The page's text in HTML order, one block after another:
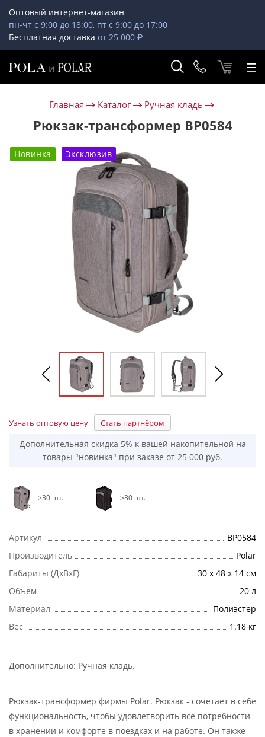
Оптовый интернет-магазин
пн-чт с 9:00 до 18:00, пт с 9:00 до 17:00
Бесплатная доставка от 25 000 ₽
Главная Каталог Ручная кладь
Рюкзак-трансформер ВР0584
Новинка Эксклюзив
Узнать оптовую цену Стать партнёром
Дополнительная скидка 5% к вашей накопительной на
товары "новинка" при заказе от 25 000 руб.
>30 шт. >30 шт.
Артикул
ВР0584
Производитель
Polar
Габариты (ДхВхГ)
30 х 48 х 14 см
Объем
20 л
Материал
Полиэстер
Вес
1.18 кг
Дополнительно: Ручная кладь.
Рюкзак-трансформер фирмы Polar. Рюкзак - сочетает в себе
функциональность, чтобы удовлетворить все потребности
в хранении и комфорте в поездках и на работе. Он также